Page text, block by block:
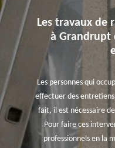
Les travaux de
à Grandrupt
Les personnes qui
effectuer des
fait, il est nécessaire
Pour faire ces
professionnels en la